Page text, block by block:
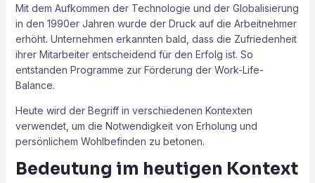
Mit dem Aufkommen der Technologie und der Globalisierung
in den 1990er Jahren wurde der Druck auf die Arbeitnehmer
erhöht. Unternehmen erkannten bald, dass die Zufriedenheit
ihrer Mitarbeiter entscheidend für den Erfolg ist. So
entstanden Programme zur Förderung der Work-Life-
Balance.
Heute wird der Begriff in verschiedenen Kontexten
verwendet, um die Notwendigkeit von Erholung und
persönlichem Wohlbefinden zu betonen.
Bedeutung im heutigen Kontext